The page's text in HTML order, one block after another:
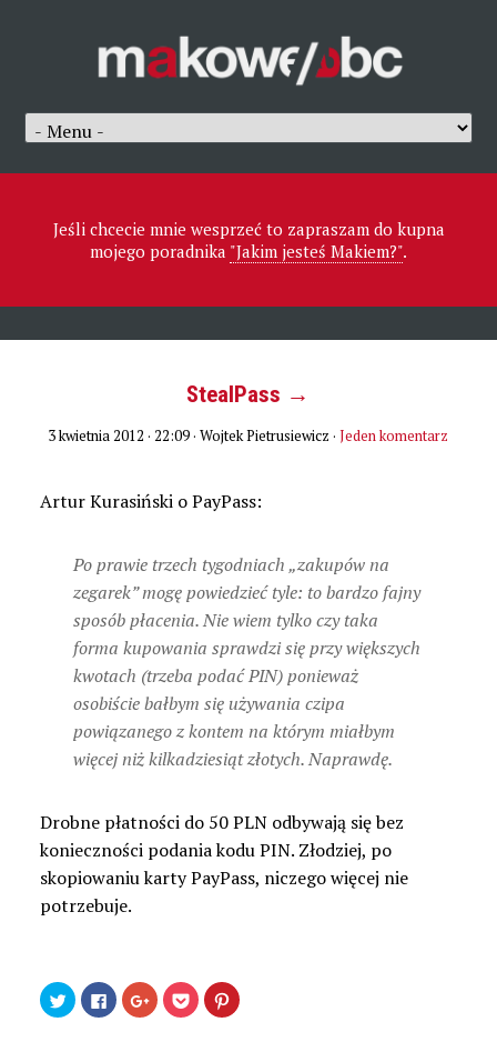
Jeśli chcecie mnie wesprzeć to zapraszam do kupna
mojego poradnika "Jakim jesteś Makiem?".
StealPass →
3 kwietnia 2012 · 22:09· Wojtek Pietrusiewicz ·Jeden komentarz
Artur Kurasiński o PayPass:
Po prawie trzech tygodniach „zakupów na
zegarek” mogę powiedzieć tyle: to bardzo fajny
sposób płacenia. Nie wiem tylko czy taka
forma kupowania sprawdzi się przy większych
kwotach (trzeba podać PIN) ponieważ
osobiście bałbym się używania czipa
powiązanego z kontem na którym miałbym
więcej niż kilkadziesiąt złotych. Naprawdę.
Drobne płatności do 50 PLN odbywają się bez
konieczności podania kodu PIN. Złodziej, po
skopiowaniu karty PayPass, niczego więcej nie
potrzebuje.
Udostępnij
na
Twitterze(Otwiera
Kliknij,
aby
udostępnić
Kliknij,
aby
udostępnić
Kliknij
by
udostępnić
Udostępniej
na